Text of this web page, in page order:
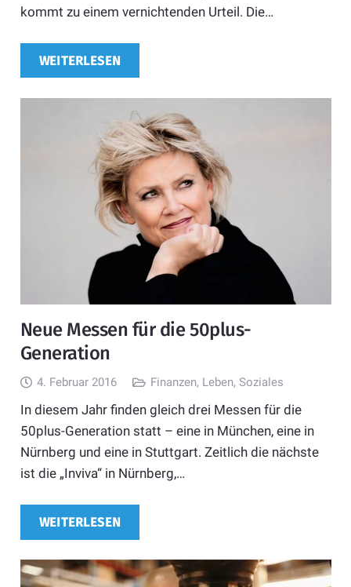
kommt zu einem vernichtenden Urteil. Die…
WEITERLESEN
Neue Messen für die 50plus-
Generation
4. Februar 2016 Finanzen, Leben,Soziales
In diesem Jahr finden gleich drei Messen für die
50plus-Generation statt – eine in München, eine in
Nürnberg und eine in Stuttgart. Zeitlich die nächste
ist die „Inviva“ in Nürnberg,…
WEITERLESEN